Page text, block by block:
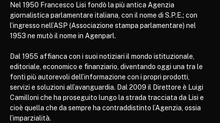
Nel 1950 Francesco Lisi fondò la più antica Agenzia
giornalistica parlamentare italiana, con il nome di S.P.E.; con
l’ingresso nell’ASP (Associazione stampa parlamentare) nel
1953 ne mutò il nome in Agenparl.
Dal 1955 affianca con i suoi notiziari il mondo istituzionale,
editoriale, economico e finanziario, diventando oggi una tra le
fonti più autorevoli dell’informazione con i propri prodotti,
servizi e soluzioni all’avanguardia. Dal 2009 il Direttore è Luigi
Camilloni che ha proseguito lungo la strada tracciata da Lisi e
cioè quella che da sempre ha contraddistinto l’Agenzia, ossia
l’imparzialità.